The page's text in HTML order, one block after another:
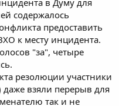
содержалось
предоставить
к месту инцидента.
"за", четыре
резолюции участники
взяли перерыв для
так и не